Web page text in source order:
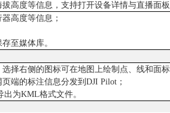
高度等信息，支持打开设备详情与直播面板
高度等信息；
至媒体库。
择右侧的图标可在地图上绘制点、线和面标
端的标注信息分发到DJI Pilot；
为KML格式文件。